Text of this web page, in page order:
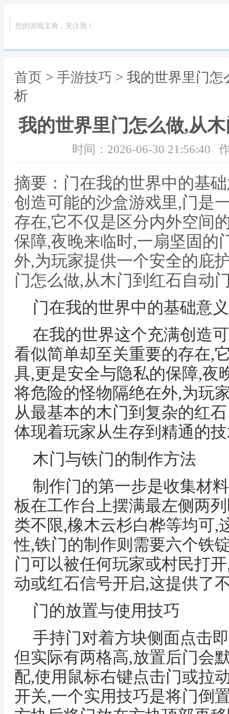
您的游戏宝典，关注我！
首页 > 手游技巧 > 我的世界里门
析
我的世界里门怎么做,从
时间：2026-06-30 21:56:40
摘要：门在我的世界中的基
创造可能的沙盒游戏里,门是
存在,它不仅是区分内外空间
保障,夜晚来临时,一扇坚固的
外,为玩家提供一个安全的庇
门怎么做,从木门到红石自动
门在我的世界中的基础意义
在我的世界这个充满创造
看似简单却至关重要的存在,
具,更是安全与隐私的保障,夜
将危险的怪物隔绝在外,为玩
从最基本的木门到复杂的红
体现着玩家从生存到精通的
木门与铁门的制作方法
制作门的第一步是收集材
板在工作台上摆满最左侧两
类不限,橡木云杉白桦等均可,
性,铁门的制作则需要六个铁
门可以被任何玩家或村民打
动或红石信号开启,这提供了
门的放置与使用技巧
手持门对着方块侧面点击
但实际有两格高,放置后门会
配,使用鼠标右键点击门或拉
开关,一个实用技巧是将门倒